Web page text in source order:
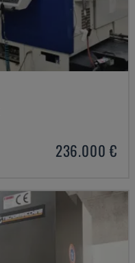
236.000 €